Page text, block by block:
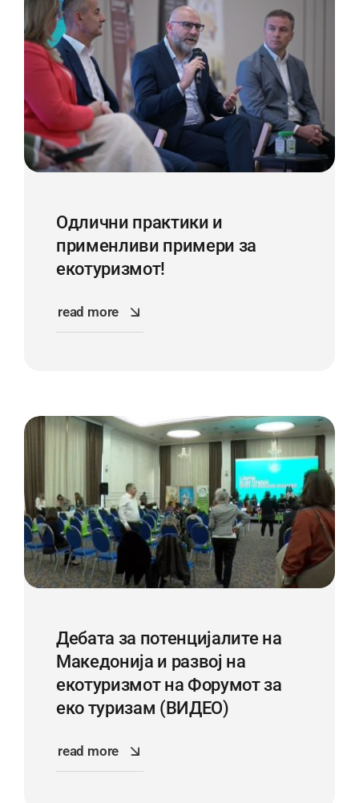
Одлични практики и
применливи примери за
екотуризмот!
read more
Дебата за потенцијалите на
Македонија и развој на
екотуризмот на Форумот за
еко туризам (ВИДЕО)
read more